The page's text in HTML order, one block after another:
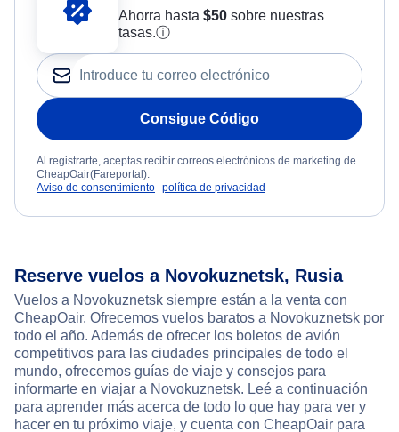
Ahorra hasta $50sobre nuestras
tasas.ⓘ
Consigue Código
Al registrarte, aceptas recibir correos electrónicos de marketing de
CheapOair(Fareportal).
Aviso de consentimiento política de privacidad
Reserve vuelos a Novokuznetsk, Rusia
Vuelos a Novokuznetsk siempre están a la venta con
CheapOair. Ofrecemos vuelos baratos a Novokuznetsk por
todo el año. Además de ofrecer los boletos de avión
competitivos para las ciudades principales de todo el
mundo, ofrecemos guías de viaje y consejos para
informarte en viajar a Novokuznetsk. Leé a continuación
para aprender más acerca de todo lo que hay para ver y
hacer en tu próximo viaje, y cuenta con CheapOair para